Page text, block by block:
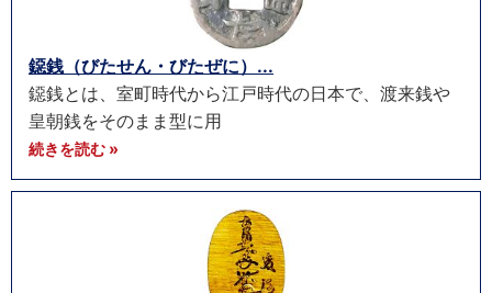
鐚銭（びたせん・びたぜに）...
鐚銭とは、室町時代から江戸時代の日本で、渡来銭や
皇朝銭をそのまま型に用
続きを読む »